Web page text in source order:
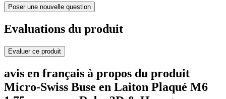
Poser une nouvelle question
Evaluations du produit
Evaluer ce produit
avis en français à propos du produit
Micro-Swiss Buse en Laiton Plaqué M6